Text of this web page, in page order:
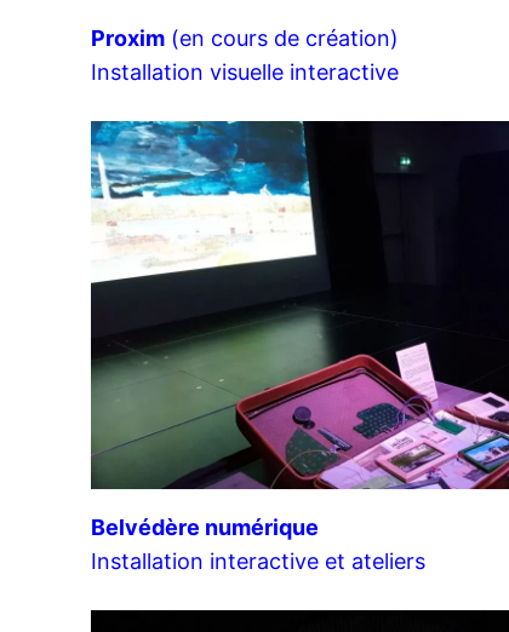
Proxim (en cours de création)
Installation visuelle interactive
Belvédère numérique
Installation interactive et ateliers